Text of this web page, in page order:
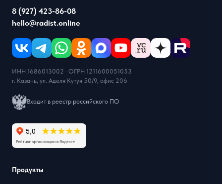
8 (927) 423-86-08
hello@radist.online
ИНН 1686013002 · ОГРН 1211600051053
г. Казань, ул. Аделя Кутуя 50/9, офис 206
Входит в реестр российского ПО
Продукты